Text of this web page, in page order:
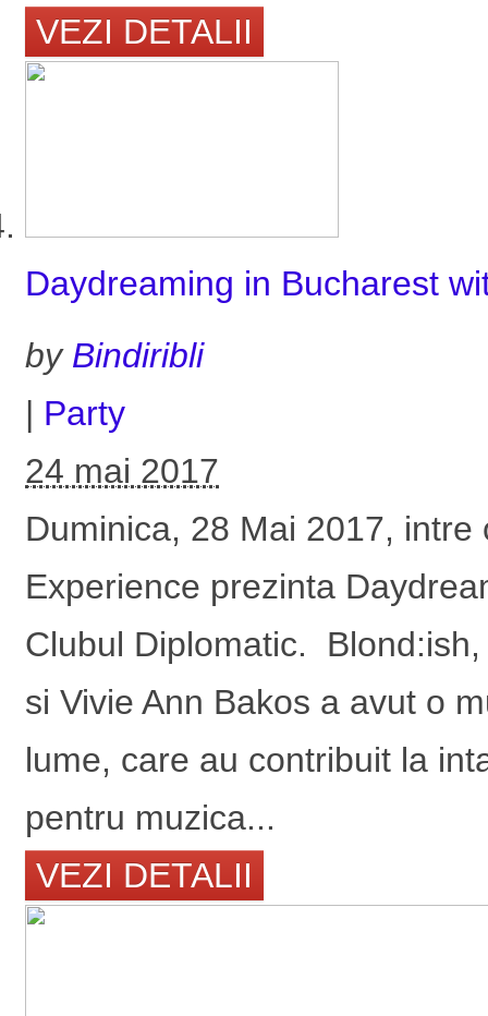
VEZI DETALII
Daydreaming in Bucharest
by Bindiribli
| Party
24 mai 2017
Duminica, 28 Mai 2017,
Experience prezinta
Clubul Diplomatic.
si Vivie Ann Bakos a avut o
lume, care au contribuit la
pentru muzica...
VEZI DETALII